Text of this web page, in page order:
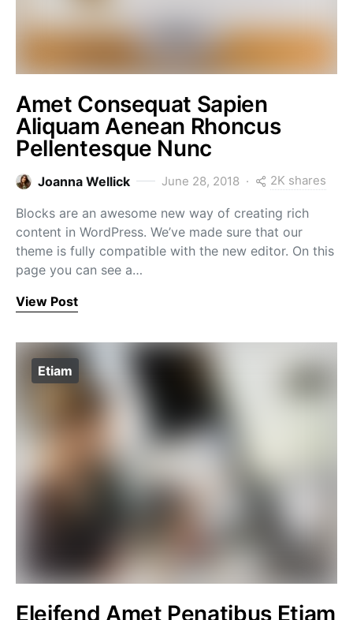
Amet Consequat Sapien
Aliquam Aenean Rhoncus
Pellentesque Nunc
Joanna Wellick June 28, 2018 2K shares
Blocks are an awesome new way of creating rich
content in WordPress. We’ve made sure that our
theme is fully compatible with the new editor. On this
page you can see a…
View Post
Etiam
Eleifend Amet Penatibus Etiam